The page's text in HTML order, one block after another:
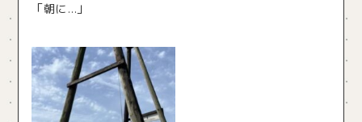
「朝に…」